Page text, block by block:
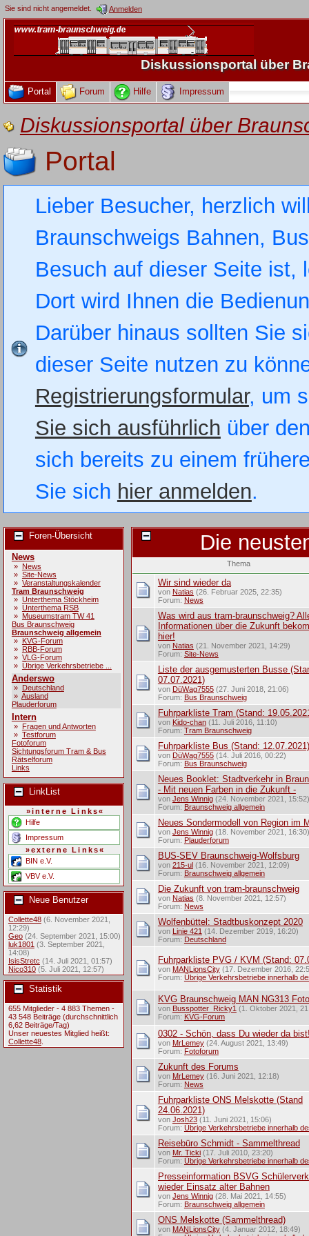
Sie sind nicht angemeldet. Anmelden
Diskussionsportal über
Portal Forum Hilfe Impressum
Diskussionsportal über
Portal
Lieber Besucher, herzlich
Braunschweigs Bahnen,
Besuch auf dieser Seite
Dort wird Ihnen die
Darüber hinaus sollten Sie
dieser Seite nutzen zu
Registrierungsformular, um
Sie sich ausführlich über
sich bereits zu einem
Sie sich hier anmelden.
Foren-Übersicht
News
» News
» Site-News
» Veranstaltungskalender
Tram Braunschweig
» Unterthema Stöckheim
» Unterthema RSB
» Museumstram TW 41
Bus Braunschweig
Braunschweig allgemein
» KVG-Forum
» RBB-Forum
» VLG-Forum
» Übrige Verkehrsbetriebe ...
Anderswo
» Deutschland
» Ausland
Plauderforum
Intern
» Fragen und Antworten
» Testforum
Fotoforum
Sichtungsforum Tram & Bus
Rätselforum
Links
LinkList
»interne Links«
Hilfe
Impressum
»externe Links«
BIN e.V.
VBV e.V.
Neue Benutzer
Collette48 (6. November 2021,
12:29)
Geo (24. September 2021, 15:00)
luk1801 (3. September 2021,
14:08)
IsisStretc (14. Juli 2021, 01:57)
Nico310 (5. Juli 2021, 12:57)
Statistik
655 Mitglieder - 4 883 Themen -
43 548 Beiträge (durchschnittlich
6,62 Beiträge/Tag)
Unser neuestes Mitglied heißt:
Collette48.
Die
Thema
Wir sind wieder da
von Natias (26. Februar 2025, 22:35)
Forum: News
Was wird aus tram-braunschweig?
Informationen über die Zukunft
hier!
von Natias (21. November 2021, 14:29)
Forum: Site-News
Liste der ausgemusterten Busse
07.07.2021)
von DüWag7555(27. Juni 2018, 21:06)
Forum: Bus Braunschweig
Fuhrparkliste Tram (Stand:
von Kido-chan(11. Juli 2016, 11:10)
Forum: Tram Braunschweig
Fuhrparkliste Bus (Stand: 12.07.2021)
von DüWag7555(14. Juli 2016, 00:22)
Forum: Bus Braunschweig
Neues Booklet: Stadtverkehr in
- Mit neuen Farben in die Zukunft -
von Jens Winnig(24. November 2021, 15:52)
Forum: Braunschweig allgemein
Neues Sondermodell von Region im
von Jens Winnig(18. November 2021, 16:30)
Forum: Plauderforum
BUS-SEV Braunschweig-Wolfsburg
von 215-ul(16. November 2021, 12:09)
Forum: Braunschweig allgemein
Die Zukunft von tram-braunschweig
von Natias (8. November 2021, 12:57)
Forum: News
Wolfenbüttel: Stadtbuskonzept 2020
von Linie 421 (14. Dezember 2019, 16:20)
Forum: Deutschland
Fuhrparkliste PVG / KVM (Stand:
von MANLionsCity(17. Dezember 2016,
Forum: Übrige Verkehrsbetriebe innerhalb
KVG Braunschweig MAN NG313
von Busspotter_Ricky1 (1. Oktober 2021,
Forum: KVG-Forum
0302 - Schön, dass Du wieder da
von MrLemey(24. August 2021, 13:49)
Forum: Fotoforum
Zukunft des Forums
von MrLemey(16. Juni 2021, 12:18)
Forum: News
Fuhrparkliste ONS Melskotte (Stand
24.06.2021)
von Josh23(11. Juni 2021, 15:06)
Forum: Übrige Verkehrsbetriebe innerhalb
Reisebüro Schmidt - Sammelthread
von Mr. Ticki(17. Juli 2010, 23:20)
Forum: Übrige Verkehrsbetriebe innerhalb
Presseinformation BSVG
wieder Einsatz alter Bahnen
von Jens Winnig(28. Mai 2021, 14:55)
Forum: Braunschweig allgemein
ONS Melskotte (Sammelthread)
von MANLionsCity(4. Januar 2012, 18:49)